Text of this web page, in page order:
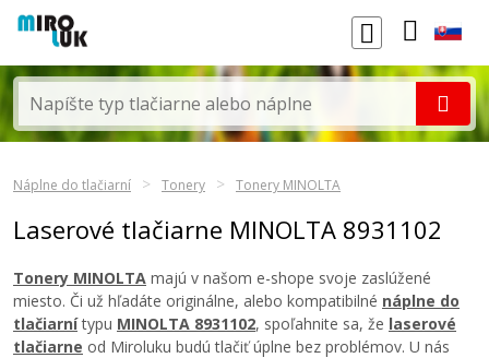
Náplne do tlačiarní Tonery Tonery MINOLTA
Laserové tlačiarne MINOLTA 8931102
Tonery MINOLTA majú v našom e-shope svoje zaslúžené
miesto. Či už hľadáte originálne, alebo kompatibilné náplne do
tlačiarnítypu MINOLTA 8931102, spoľahnite sa, že laserové
tlačiarne od Miroluku budú tlačiť úplne bez problémov. U nás